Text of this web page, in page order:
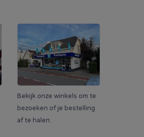
Bekijk onze winkels om te
bezoeken of je bestelling
af te halen.